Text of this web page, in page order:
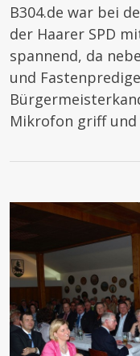
B304.de war bei
der Haarer SPD
spannend, da
und
Mikrofon griff